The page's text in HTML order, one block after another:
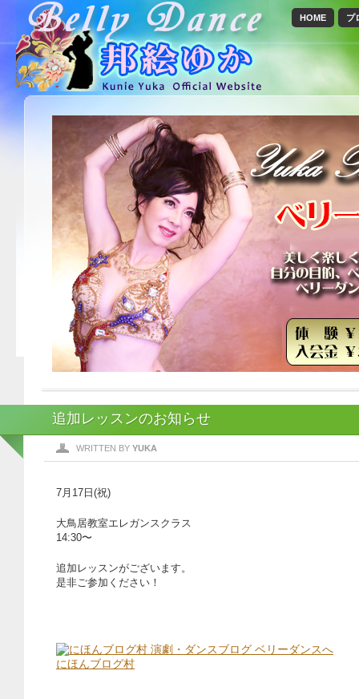
プ
HOME
追加レッスンのお知らせ
WRITTEN BY YUKA
7月17日(祝)
大鳥居教室エレガンスクラス
14:30〜
追加レッスンがございます。
是非ご参加ください！
にほんブログ村